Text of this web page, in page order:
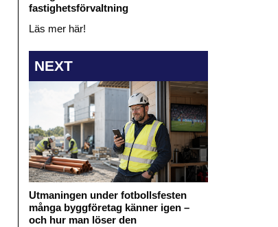
fastighetsförvaltning
Läs mer här!
NEXT
Utmaningen under fotbollsfesten
många byggföretag känner igen –
och hur man löser den